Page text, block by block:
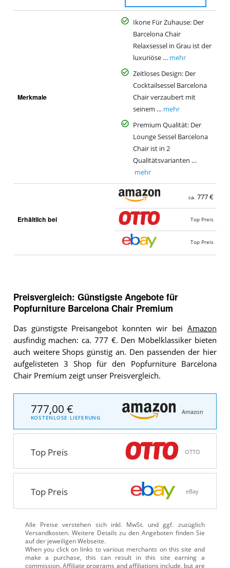
Merkmale
Ikone Für Zuhause: Der
Barcelona Chair
Relaxsessel in Grau ist der
luxuriöse … mehr
Zeitloses Design: Der
Cocktailsessel Barcelona
Chair verzaubert mit
seinem … mehr
Premium Qualität: Der
Lounge Sessel Barcelona
Chair ist in 2
Qualitätsvarianten …
mehr
Erhältlich bei
ca. 777 €
Top Preis
Top Preis
Preisvergleich: Günstigste Angebote für
Popfurniture Barcelona Chair Premium
Das günstigste Preisangebot konnten wir bei Amazon
ausfindig machen: ca. 777 €. Den Möbelklassiker bieten
auch weitere Shops günstig an. Den passenden der hier
aufgelisteten 3 Shop für den Popfurniture Barcelona
Chair Premium zeigt unser Preisvergleich.
777,00 €
KOSTENLOSE LIEFERUNG
Amazon
Top Preis OTTO
Top Preis eBay
Alle Preise verstehen sich inkl. MwSt. und ggf. zuzüglich
Versandkosten. Weitere Details zu den Angeboten finden Sie
auf der jeweiligen Webseite.